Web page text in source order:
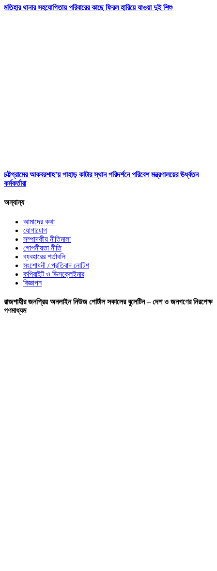
মতিহার থানার সহযোগিতায় পরিবারের কাছে ফিরল হারিয়ে যাওয়া দুই শিশু
চট্টগ্রামের আকবরশাহ’য় পাহাড় কাটার স্থান পরিদর্শনে পরিবেশ মন্ত্রণালয়ের ঊর্ধ্বতন
কর্মকর্তারা
অন্যান্য
আমাদের কথা
যোগাযোগ
সম্পাদকীয় নীতিমালা
গোপনীয়তা নীতি
ব্যবহারের শর্তাবলি
সংশোধনী / প্রতিবাদ নোটিশ
কপিরাইট ও ডিসক্লেইমার
বিজ্ঞাপন
রাজশাহীর জনপ্রিয় অনলাইন নিউজ পোর্টাল সকালের বুলেটিন – দেশ ও জনগণের নিরপেক্ষ
গণমাধ্যম